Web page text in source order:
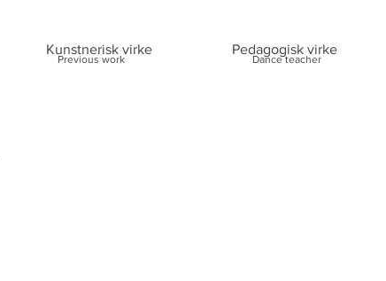
Previous work Dance teacher
Kunstnerisk virke Pedagogisk virke